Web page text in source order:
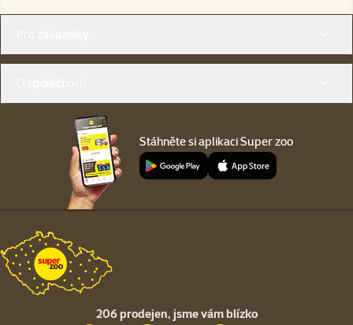
Stáhněte si aplikaci Super zoo
206 prodejen, jsme vám blízko